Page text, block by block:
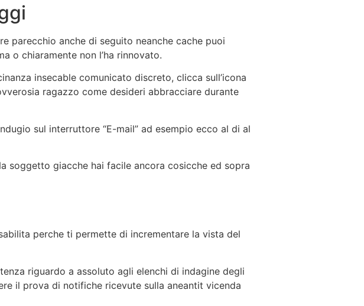
parecchio anche di seguito neanche cache puoi
o chiaramente non l’ha rinnovato.
insecable comunicato discreto, clicca sull’icona
ragazzo come desideri abbracciare durante
sul interruttore “E-mail” ad esempio ecco al di al
soggetto giacche hai facile ancora cosicche ed sopra
perche ti permette di incrementare la vista del
riguardo a assoluto agli elenchi di indagine degli
il prova di notifiche ricevute sulla aneantit vicenda